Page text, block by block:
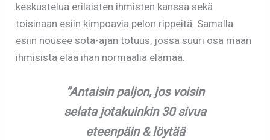
keskustelua erilaisten ihmisten kanssa sekä
toisinaan esiin kimpoavia pelon rippeitä. Samalla
esiin nousee sota-ajan totuus, jossa suuri osa maan
ihmisistä elää ihan normaalia elämää.
”Antaisin paljon, jos voisin
selata jotakuinkin 30 sivua
eteenpäin & löytää